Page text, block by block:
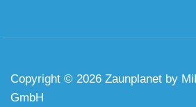
Copyright © 2026 Zaunplanet by
GmbH